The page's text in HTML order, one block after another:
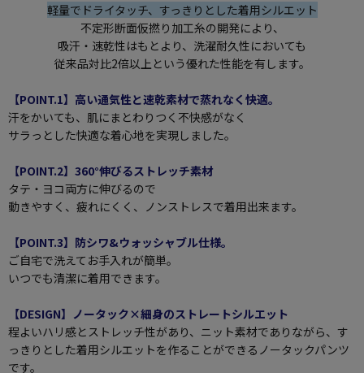
軽量でドライタッチ、すっきりとした着用シルエット
不定形断面仮撚り加工糸の開発により、
吸汗・速乾性はもとより、洗濯耐久性においても
従来品対比2倍以上という優れた性能を有します。
【POINT.1】高い通気性と速乾素材で蒸れなく快適。
汗をかいても、肌にまとわりつく不快感がなく
サラっとした快適な着心地を実現しました。
【POINT.2】360°伸びるストレッチ素材
タテ・ヨコ両方に伸びるので
動きやすく、疲れにくく、ノンストレスで着用出来ます。
【POINT.3】防シワ&ウォッシャブル仕様。
ご自宅で洗えてお手入れが簡単。
いつでも清潔に着用できます。
【DESIGN】ノータック×細身のストレートシルエット
程よいハリ感とストレッチ性があり、ニット素材でありながら、す
っきりとした着用シルエットを作ることができるノータックパンツ
です。